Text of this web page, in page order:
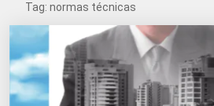
Tag: normas técnicas